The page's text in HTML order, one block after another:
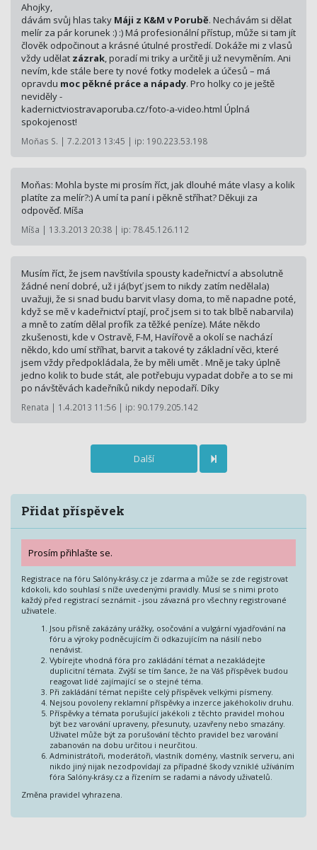
Ahojky,
dávám svůj hlas taky Máji z K&M v Porubě. Nechávám si dělat
melír za pár korunek :) :) Má profesionální přístup, může si tam jít
člověk odpočinout a krásné útulné prostředí. Dokáže mi z vlasů
vždy udělat zázrak, poradí mi triky a určitě ji už nevyměním. Ani
nevím, kde stále bere ty nové fotky modelek a účesů – má
opravdu moc pěkné práce a nápady. Pro holky co je ještě
neviděly -
kadernictvios­travaporuba.cz/fo­to-a-video.html Úplná
spokojenost!
Moňas S. | 7.2.2013 13:45 | ip: 190.223.53.198
Moňas: Mohla byste mi prosím říct, jak dlouhé máte vlasy a kolik
platíte za melír?:) A umí ta paní i pěkně stříhat? Děkuji za
odpověď. Míša
Míša | 13.3.2013 20:38 | ip: 78.45.126.112
Musím říct, že jsem navštívila spousty kadeřnictví a absolutně
žádné není dobré, už i já(byť jsem to nikdy zatím nedělala)
uvažuji, že si snad budu barvit vlasy doma, to mě napadne poté,
když se mě v kadeřnictví ptají, proč jsem si to tak blbě nabarvila)
a mně to zatím dělal profík za těžké peníze). Máte někdo
zkušenosti, kde v Ostravě, F-M, Havířově a okolí se nachází
někdo, kdo umí stříhat, barvit a takové ty základní věci, které
jsem vždy předpokládala, že by měli umět . Mně je taky úplně
jedno kolik to bude stát, ale potřebuju vypadat dobře a to se mi
po návštěvách kadeřníků nikdy nepodaří. Díky
Renata | 1.4.2013 11:56 | ip: 90.179.205.142
Další
Přidat příspěvek
Prosím přihlašte se.
Registrace na fóru Salóny-krásy.cz je zdarma a může se zde registrovat
kdokoli, kdo souhlasí s níže uvedenými pravidly. Musí se s nimi proto
každý před registrací seznámit - jsou závazná pro všechny registrované
uživatele.
Jsou přísně zakázány urážky, osočování a vulgární vyjadřování na
fóru a výroky podněcujícím či odkazujícím na násilí nebo
nenávist.
Vybírejte vhodná fóra pro zakládání témat a nezakládejte
duplicitní témata. Zvýší se tím šance, že na Váš příspěvek budou
reagovat lidé zajímající se o stejné téma.
Při zakládání témat nepište celý příspěvek velkými písmeny.
Nejsou povoleny reklamní příspěvky a inzerce jakéhokoliv druhu.
Příspěvky a témata porušující jakékoli z těchto pravidel mohou
být bez varování upraveny, přesunuty, uzavřeny nebo smazány.
Uživatel může být za porušování těchto pravidel bez varování
zabanován na dobu určitou i neurčitou.
Administrátoři, moderátoři, vlastník domény, vlastník serveru, ani
nikdo jiný nijak nezodpovídají za případné škody vzniklé užíváním
fóra Salóny-krásy.cz a řízením se radami a návody uživatelů.
Změna pravidel vyhrazena.